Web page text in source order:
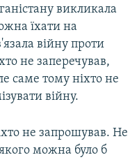
викликала
їхати на
війну проти
не заперечував,
саме тому ніхто не
війну.
не запрошував. Не
можна було б